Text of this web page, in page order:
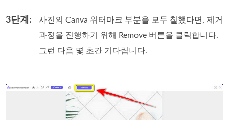
3단계:
사진의 Canva 워터마크 부분을 모두 칠했다면, 제거
과정을 진행하기 위해 Remove 버튼을 클릭합니다.
그런 다음 몇 초간 기다립니다.